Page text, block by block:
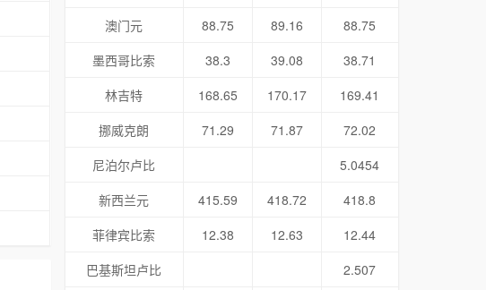
澳门元
88.75 89.16
88.75
墨西哥比索
38.3 39.08
38.71
林吉特
168.65 170.17
169.41
挪威克朗
71.29 71.87
72.02
尼泊尔卢比
5.0454
新西兰元
415.59 418.72
418.8
菲律宾比索
12.38 12.63
12.44
巴基斯坦卢比
2.507